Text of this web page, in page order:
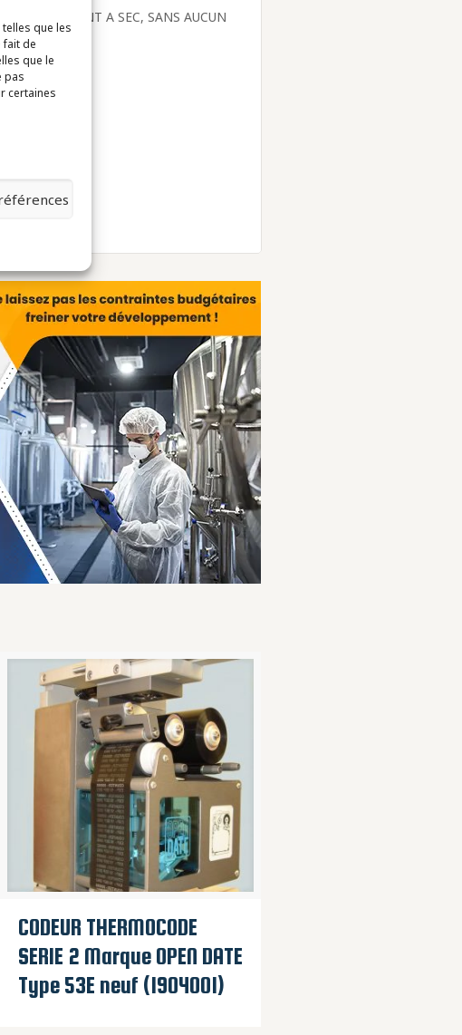
que les
fait de
que le
pas
certaines
TRAVAILLANT A SEC, SANS AUCUN
DIGITAL
CODEUR THERMOCODE
SERIE 2 Marque OPEN DATE
Type 53E neuf (1904001)